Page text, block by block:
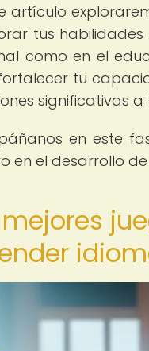
artículo
tus
como en el
tu
significativas
en este
en el desarrollo
mejores